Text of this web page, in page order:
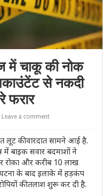
में चाकू की नोक
से नकदी
फरार
Leave a comment
लूट की वारदात सामने आई है.
में बाइक सवार बदमाशों ने
रोका और करीब 10 लाख
के बाद इलाके में हड़कंप
की तलाश शुरू कर दी है.